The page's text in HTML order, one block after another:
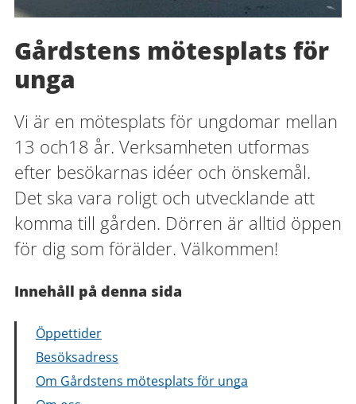
Gårdstens mötesplats för
unga
Vi är en mötesplats för ungdomar mellan
13 och18 år. Verksamheten utformas
efter besökarnas idéer och önskemål.
Det ska vara roligt och utvecklande att
komma till gården. Dörren är alltid öppen
för dig som förälder. Välkommen!
Innehåll på denna sida
Öppettider
Besöksadress
Om Gårdstens mötesplats för unga